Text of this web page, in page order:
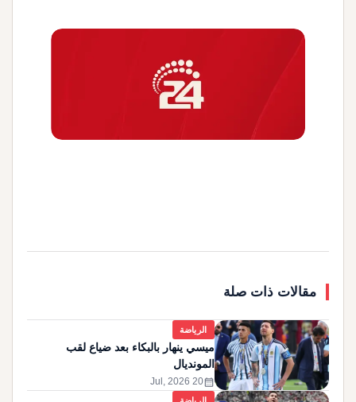
مقالات ذات صلة
الرياضة
ميسي ينهار بالبكاء بعد ضياع لقب
المونديال
calendar_month
20 Jul, 2026